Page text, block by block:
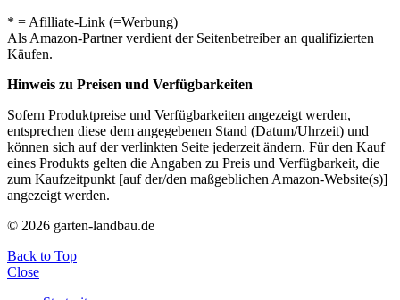
* = Afilliate-Link (=Werbung)
Als Amazon-Partner verdient der Seitenbetreiber an qualifizierten
Käufen.
Hinweis zu Preisen und Verfügbarkeiten
Sofern Produktpreise und Verfügbarkeiten angezeigt werden,
entsprechen diese dem angegebenen Stand (Datum/Uhrzeit) und
können sich auf der verlinkten Seite jederzeit ändern. Für den Kauf
eines Produkts gelten die Angaben zu Preis und Verfügbarkeit, die
zum Kaufzeitpunkt [auf der/den maßgeblichen Amazon-Website(s)]
angezeigt werden.
© 2026 garten-landbau.de
Back to Top
Close